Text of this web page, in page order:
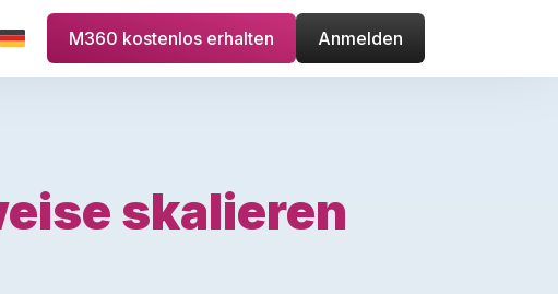
M360 kostenlos erhalten Anmelden
skalieren